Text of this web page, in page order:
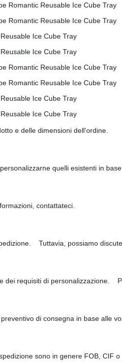
e delle dimensioni dell'ordine.
quelli esistenti in
contattateci.
Tuttavia, possiamo
dei requisiti di personalizzazione.
di consegna in base alle
sono in genere FOB, CIF o